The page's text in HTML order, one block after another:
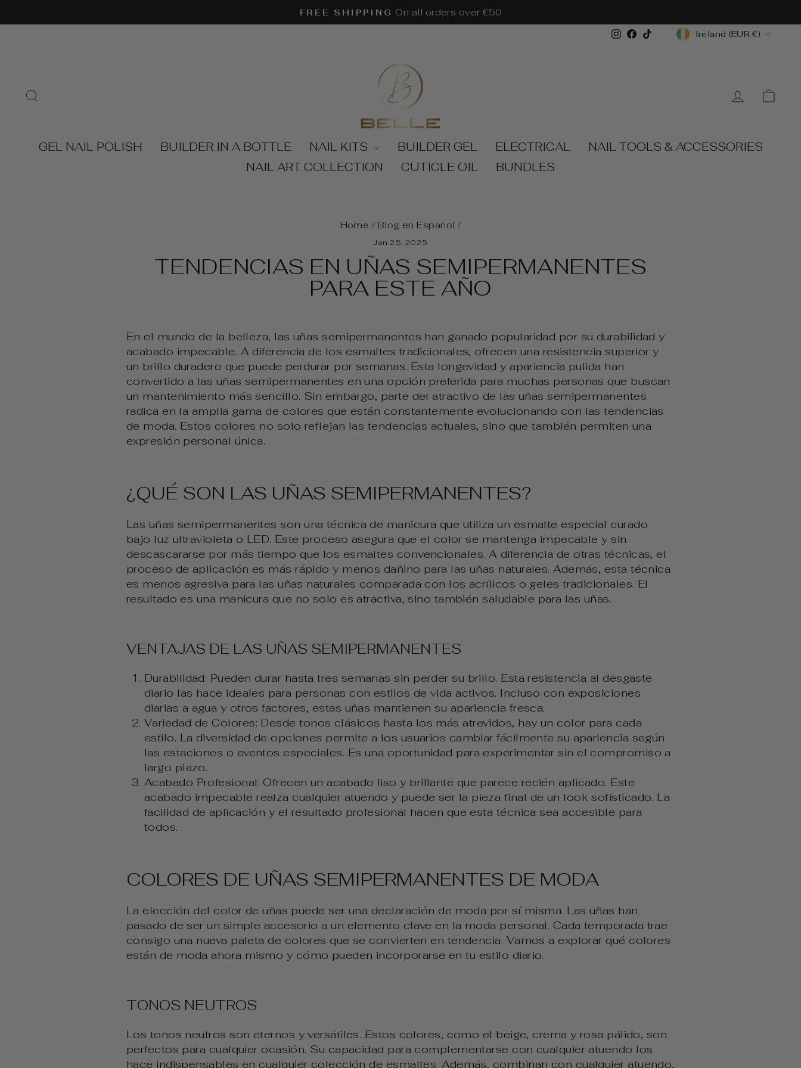
to
Pause
FREE SHIPPING On all orders over €50
Instagram
Facebook
TikTokCURRENCY
Ireland (EUR €)
LOG IN
GEL NAIL POLISH BUILDER IN A BOTTLE NAIL KITS BUILDER GEL ELECTRICAL
NAIL TOOLS & ACCESSORIES
NAIL ART COLLECTION
CUTICLE OIL BUNDLES
Home / Blog en Espanol /
Jan 25, 2025
TENDENCIAS EN UÑAS SEMIPERMANENTES
PARA ESTE AÑO
En el mundo de la belleza, las uñas semipermanentes han ganado popularidad por su durabilidad y
acabado impecable. A diferencia de los esmaltes tradicionales, ofrecen una resistencia superior y
un brillo duradero que puede perdurar por semanas. Esta longevidad y apariencia pulida han
convertido a las uñas semipermanentes en una opción preferida para muchas personas que buscan
un mantenimiento más sencillo. Sin embargo, parte del atractivo de las uñas semipermanentes
radica en la amplia gama de colores que están constantemente evolucionando con las tendencias
de moda. Estos colores no solo reflejan las tendencias actuales, sino que también permiten una
expresión personal única.
¿QUÉ SON LAS UÑAS SEMIPERMANENTES?
Las uñas semipermanentes son una técnica de manicura que utiliza un esmalte especial curado
bajo luz ultravioleta o LED. Este proceso asegura que el color se mantenga impecable y sin
descascararse por más tiempo que los esmaltes convencionales. A diferencia de otras técnicas, el
proceso de aplicación es más rápido y menos dañino para las uñas naturales. Además, esta técnica
es menos agresiva para las uñas naturales comparada con los acrílicos o geles tradicionales. El
resultado es una manicura que no solo es atractiva, sino también saludable para las uñas.
VENTAJAS DE LAS UÑAS SEMIPERMANENTES
Durabilidad: Pueden durar hasta tres semanas sin perder su brillo. Esta resistencia al desgaste
diario las hace ideales para personas con estilos de vida activos. Incluso con exposiciones
diarias a agua y otros factores, estas uñas mantienen su apariencia fresca.
Variedad de Colores: Desde tonos clásicos hasta los más atrevidos, hay un color para cada
estilo. La diversidad de opciones permite a los usuarios cambiar fácilmente su apariencia según
las estaciones o eventos especiales. Es una oportunidad para experimentar sin el compromiso a
largo plazo.
Acabado Profesional: Ofrecen un acabado liso y brillante que parece recién aplicado. Este
acabado impecable realza cualquier atuendo y puede ser la pieza final de un look sofisticado. La
facilidad de aplicación y el resultado profesional hacen que esta técnica sea accesible para
todos.
COLORES DE UÑAS SEMIPERMANENTES DE MODA
La elección del color de uñas puede ser una declaración de moda por sí misma. Las uñas han
pasado de ser un simple accesorio a un elemento clave en la moda personal. Cada temporada trae
consigo una nueva paleta de colores que se convierten en tendencia. Vamos a explorar qué colores
están de moda ahora mismo y cómo pueden incorporarse en tu estilo diario.
TONOS NEUTROS
Los tonos neutros son eternos y versátiles. Estos colores, como el beige, crema y rosa pálido, son
perfectos para cualquier ocasión. Su capacidad para complementarse con cualquier atuendo los
hace indispensables en cualquier colección de esmaltes. Además, combinan con cualquier atuendo,